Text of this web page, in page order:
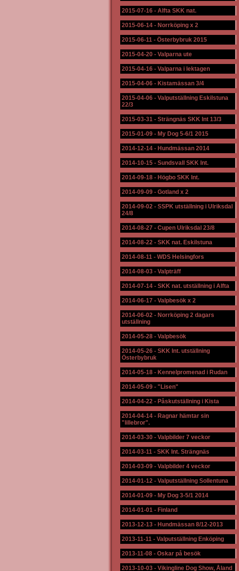
2015-07-16 - Alfta SKK nat.
2015-06-14 - Norrköping x 2
2015-06-11 - Österbybruk 2015
2015-04-20 - Valparna ute
2015-04-16 - Valparna i lektagen
2015-04-06 - Kistamässan 3/4
2015-04-06 - Valputställning Eskilstuna
22/3
2015-03-31 - Strängnäs SKK Int 13/3
2015-01-09 - My Dog 5-6/1 2015
2014-12-14 - Hundmässan 2014
2014-10-15 - Sundsvall SKK Int.
2014-09-18 - Högbo SKK Int.
2014-09-09 - Gotland x 2
2014-09-02 - SSPK utställning i Ulriksdal
24/8
2014-08-27 - Cupen Ulriksdal 23/8
2014-08-22 - SKK nat. Eskilstuna
2014-08-11 - WDS Helsingfors
2014-08-03 - Valpträff
2014-07-14 - SKK nat. utställning i Alfta
2014-06-17 - Valpbesök x 2
2014-06-02 - Norrköping 2 dagars
utställning
2014-05-28 - Valpbesök
2014-05-26 - SKK Int. utställning
Österbybruk
2014-05-18 - Kennelpromenad i Rudan
2014-05-09 - "Lisen"
2014-04-22 - Påskutställning i Kista
2014-04-14 - Ragnar hämtar sin
"lillebror".
2014-03-30 - Valpbilder 7 veckor
2014-03-11 - SKK Int. Strängnäs
2014-03-09 - Valpbilder 4 veckor
2014-01-12 - Valputställning Sollentuna
2014-01-09 - My Dog 3-5/1 2014
2014-01-01 - Finland
2013-12-13 - Hundmässan 8/12-2013
2013-11-11 - Valputställning Enköping
2013-11-08 - Oskar på besök
2013-10-03 - Vikingline Dog Show, Åland